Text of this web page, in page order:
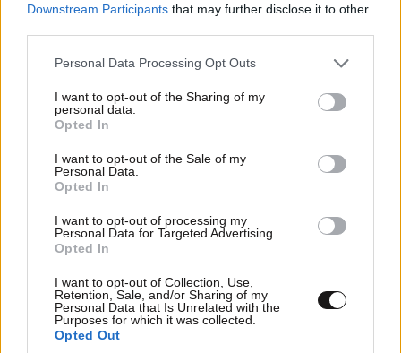
Downstream Participants that may further disclose it to other
Please note that this website/app uses one or more Google
not limited to your visit or usage behaviour. You may click to
grant or deny consent to Google and its third-party tags to
use your data for below specified purposes in below Google
consent section.
Personal Data Processing Opt Outs
I want to opt-out of the Sharing of my
personal data.
Opted In
I want to opt-out of the Sale of my
Personal Data.
Opted In
I want to opt-out of processing my
Personal Data for Targeted Advertising.
Opted In
I want to opt-out of Collection, Use,
Retention, Sale, and/or Sharing of my
Personal Data that Is Unrelated with the
Purposes for which it was collected.
Opted Out